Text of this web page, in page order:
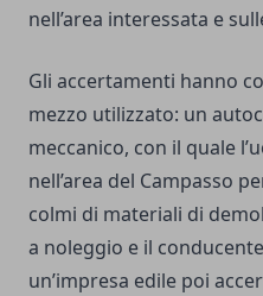
nell’area interessata e
Gli accertamenti hanno
mezzo utilizzato: un
meccanico, con il quale
nell’area del Campasso
colmi di materiali di
a noleggio e il
un’impresa edile poi